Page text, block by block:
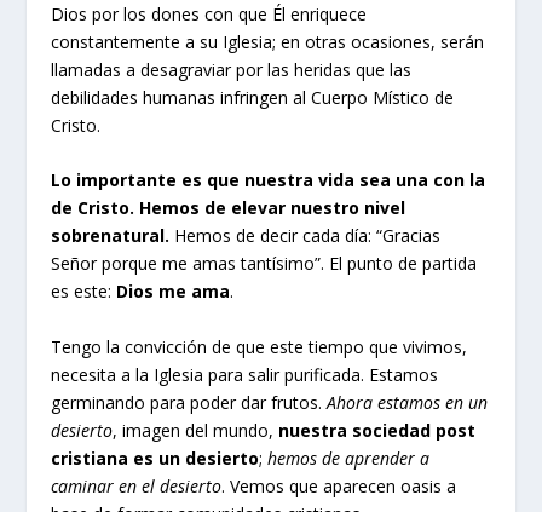
Dios por los dones con que Él enriquece
constantemente a su Iglesia; en otras ocasiones, serán
llamadas a desagraviar por las heridas que las
debilidades humanas infringen al Cuerpo Místico de
Cristo.
Lo importante es que nuestra vida sea una con la
de Cristo. Hemos de elevar nuestro nivel
sobrenatural. Hemos de decir cada día: “Gracias
Señor porque me amas tantísimo”. El punto de partida
es este: Dios me ama.
Tengo la convicción de que este tiempo que vivimos,
necesita a la Iglesia para salir purificada. Estamos
germinando para poder dar frutos.Ahora estamos en un
desierto, imagen del mundo, nuestra sociedad post
cristiana es un desierto;hemos de aprender a
caminar en el desierto. Vemos que aparecen oasis a